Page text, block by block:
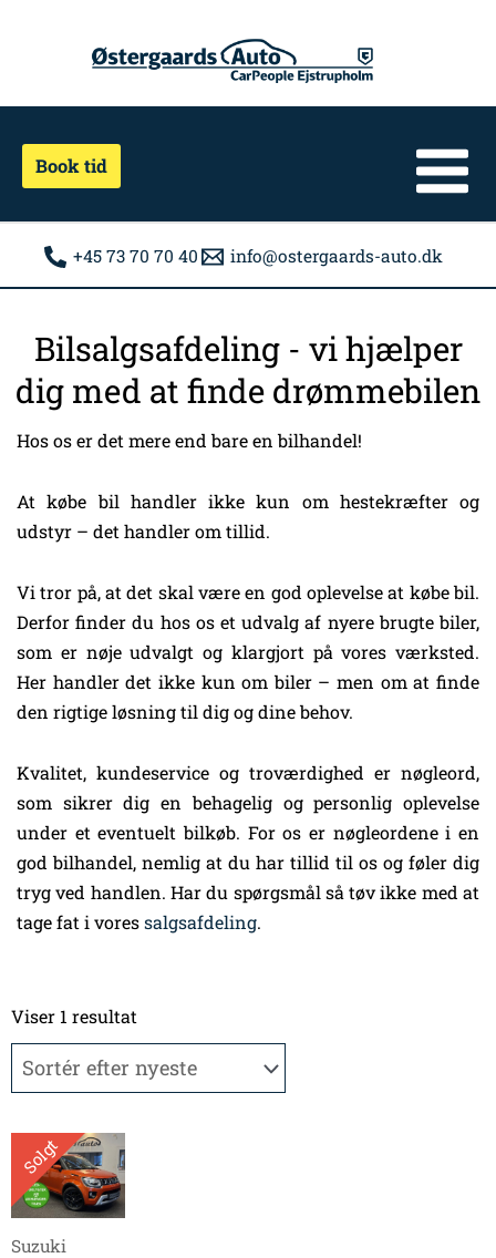
Book tid
+45 73 70 70 40 info@ostergaards-auto.dk
Bilsalgsafdeling - vi hjælper
dig med at finde drømmebilen
Hos os er det mere end bare en bilhandel!
At købe bil handler ikke kun om hestekræfter og
udstyr – det handler om tillid.
Vi tror på, at det skal være en god oplevelse at købe bil.
Derfor finder du hos os et udvalg af nyere brugte biler,
som er nøje udvalgt og klargjort på vores værksted.
Her handler det ikke kun om biler – men om at finde
den rigtige løsning til dig og dine behov.
Kvalitet, kundeservice og troværdighed er nøgleord,
som sikrer dig en behagelig og personlig oplevelse
under et eventuelt bilkøb. For os er nøgleordene i en
god bilhandel, nemlig at du har tillid til os og føler dig
tryg ved handlen. Har du spørgsmål så tøv ikke med at
tage fat i voressalgsafdeling.
Viser 1 resultat
Solgt
Suzuki